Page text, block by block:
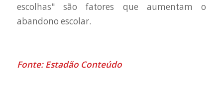
escolhas" são fatores que aumentam o
abandono escolar.
Fonte: Estadão Conteúdo